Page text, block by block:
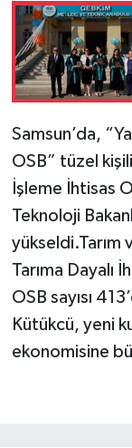
Samsun’da,
OSB” tüzel
İşleme İhtisas
Teknoloji
yükseldi.Tarım
Tarıma Dayalı
OSB sayısı
Kütükcü, yeni
ekonomisine